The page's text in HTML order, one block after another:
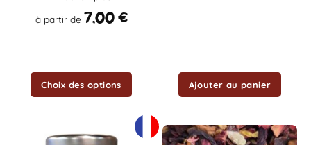
à partir de 7,00€
Choix des options Ajouter au panier